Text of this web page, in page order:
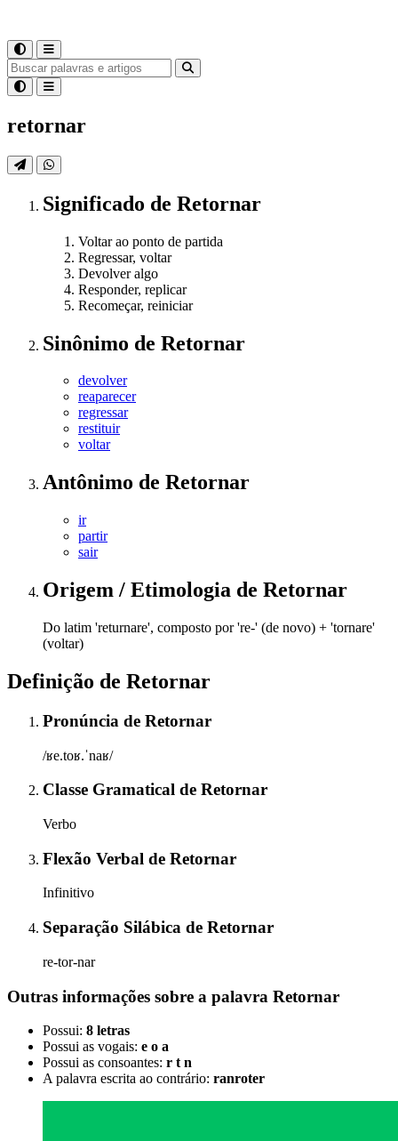
retornar
Significado de Retornar
Voltar ao ponto de partida
Regressar, voltar
Devolver algo
Responder, replicar
Recomeçar, reiniciar
Sinônimo de Retornar
devolver
reaparecer
regressar
restituir
voltar
Antônimo de Retornar
ir
partir
sair
Origem / Etimologia de Retornar
Do latim 'returnare', composto por 're-' (de novo) + 'tornare'
(voltar)
Definição de Retornar
Pronúncia de Retornar
/ʁe.toʁ.ˈnaʁ/
Classe Gramatical de Retornar
Verbo
Flexão Verbal de Retornar
Infinitivo
Separação Silábica de Retornar
re-tor-nar
Outras informações sobre a palavra Retornar
Possui: 8 letras
Possui as vogais: e o a
Possui as consoantes: r t n
A palavra escrita ao contrário: ranroter